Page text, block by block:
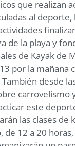
que realizan
al deporte,
de la playa y
de Kayak de
por la mañana
desde
carrovelismo
este
las clases de
de 12 a 20